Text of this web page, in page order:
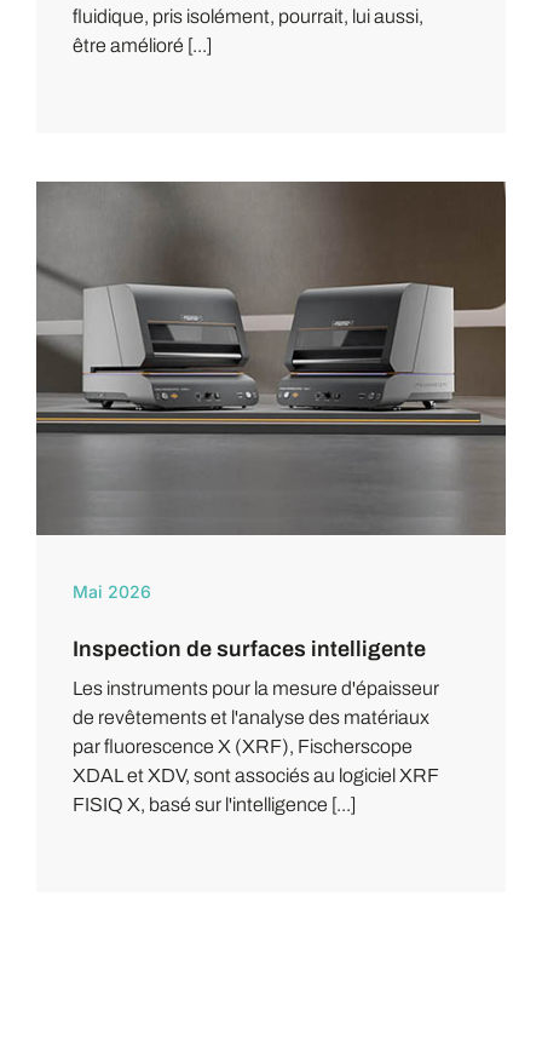
fluidique, pris isolément, pourrait, lui aussi,
être amélioré [...]
Mai 2026
Inspection de surfaces intelligente
Les instruments pour la mesure d'épaisseur
de revêtements et l'analyse des matériaux
par fluorescence X (XRF), Fischerscope
XDAL et XDV, sont associés au logiciel XRF
FISIQ X, basé sur l'intelligence [...]